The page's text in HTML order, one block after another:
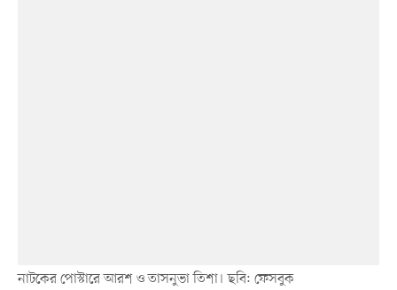
নাটকের পোস্টারে আরশ ও তাসনুভা তিশা। ছবি: ফেসবুক